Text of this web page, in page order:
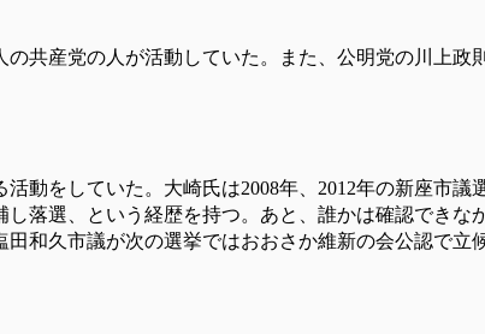
共産党の人が活動していた。また、公明党の川上政
動をしていた。大崎氏は2008年、2012年の新座市議
落選、という経歴を持つ。あと、誰かは確認できな
和久市議が次の選挙ではおおさか維新の会公認で立